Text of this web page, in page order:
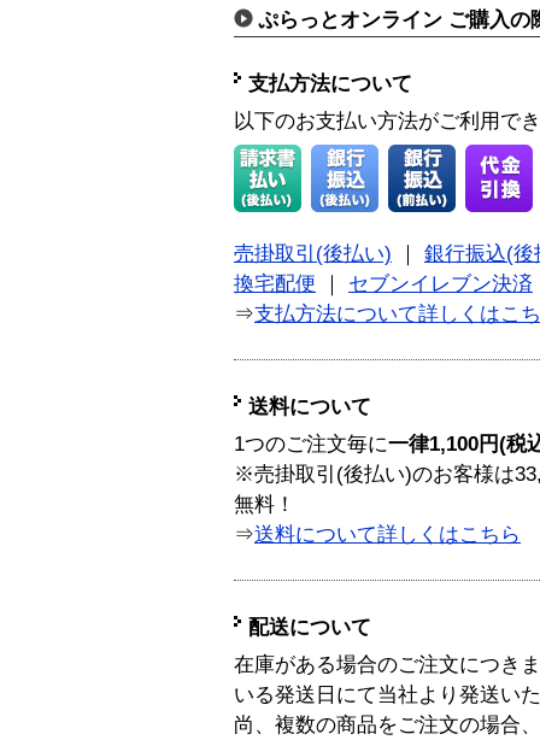
ぷらっとオンライン ご購入の
支払方法について
以下のお支払い方法がご利用で
売掛取引(後払い)
銀行振込(後
換宅配便
セブンイレブン決済
⇒支払方法について詳しくはこ
送料について
1つのご注文毎に一律1,100円(税
※売掛取引(後払い)のお客様は
無料！
⇒送料について詳しくはこちら
配送について
在庫がある場合のご注文につき
いる発送日にて当社より発送い
尚、複数の商品をご注文の場合